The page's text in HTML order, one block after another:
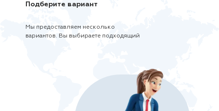
Подберите вариант
Мы предоставляем несколько
вариантов. Вы выбираете подходящий